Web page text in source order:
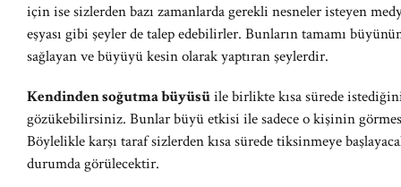
için ise sizlerden bazı zamanlarda gerekli nesneler isteyen
eşyası gibi şeyler de talep edebilirler. Bunların tamamı
sağlayan ve büyüyü kesin olarak yaptıran şeylerdir.
Kendinden soğutma büyüsüile birlikte kısa sürede
gözükebilirsiniz. Bunlar büyü etkisi ile sadece o kişinin
Böylelikle karşı taraf sizlerden kısa sürede tiksinmeye
durumda görülecektir.